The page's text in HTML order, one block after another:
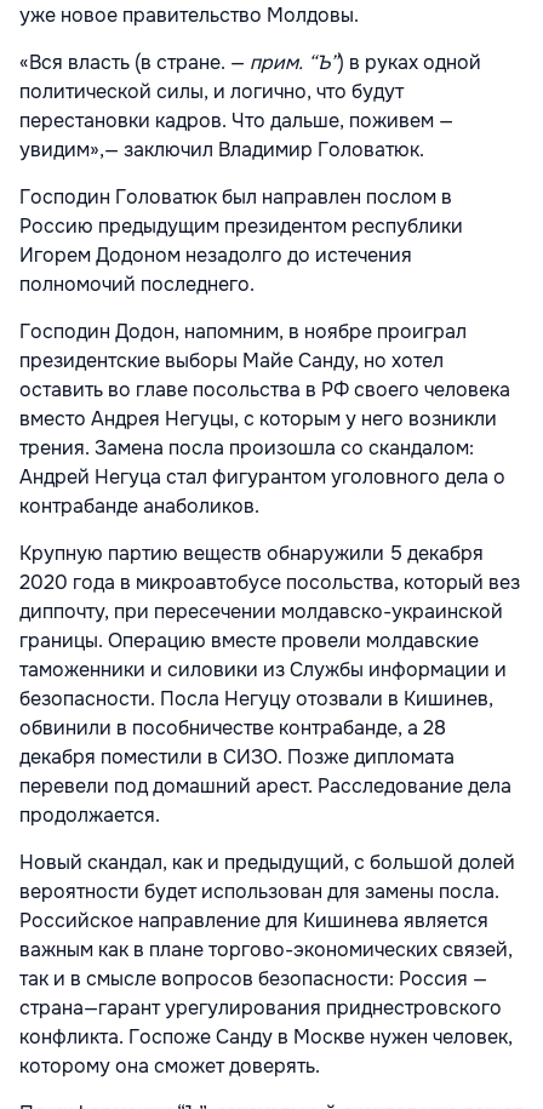
уже новое правительство Молдовы.
«Вся власть (в стране. — прим. “Ъ”) в руках одной
политической силы, и логично, что будут
перестановки кадров. Что дальше, поживем —
увидим»,— заключил Владимир Головатюк.
Господин Головатюк был направлен послом в
Россию предыдущим президентом республики
Игорем Додоном незадолго до истечения
полномочий последнего.
Господин Додон, напомним, в ноябре проиграл
президентские выборы Майе Санду, но хотел
оставить во главе посольства в РФ своего человека
вместо Андрея Негуцы, с которым у него возникли
трения. Замена посла произошла со скандалом:
Андрей Негуца стал фигурантом уголовного дела о
контрабанде анаболиков.
Крупную партию веществ обнаружили 5 декабря
2020 года в микроавтобусе посольства, который вез
диппочту, при пересечении молдавско-украинской
границы. Операцию вместе провели молдавские
таможенники и силовики из Службы информации и
безопасности. Посла Негуцу отозвали в Кишинев,
обвинили в пособничестве контрабанде, а 28
декабря поместили в СИЗО. Позже дипломата
перевели под домашний арест. Расследование дела
продолжается.
Новый скандал, как и предыдущий, с большой долей
вероятности будет использован для замены посла.
Российское направление для Кишинева является
важным как в плане торгово-экономических связей,
так и в смысле вопросов безопасности: Россия —
страна—гарант урегулирования приднестровского
конфликта. Госпоже Санду в Москве нужен человек,
которому она сможет доверять.